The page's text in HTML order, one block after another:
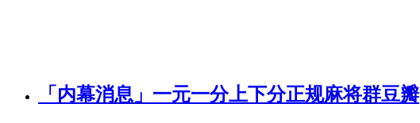
「内幕消息」一元一分上下分正规麻将群豆瓣